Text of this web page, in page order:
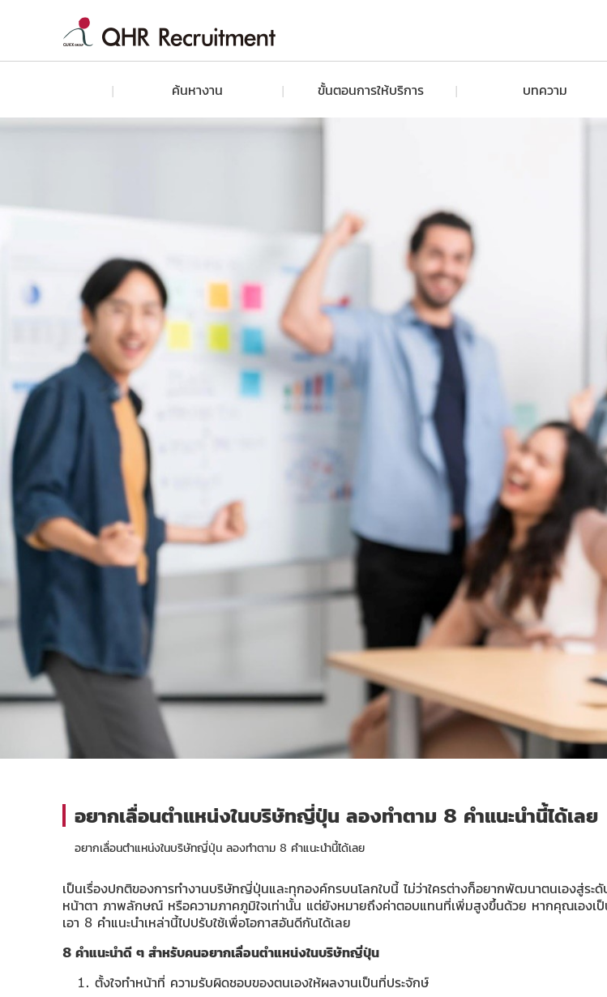
ค้นหางาน ขั้นตอนการให้บริการ บทความ
อยากเลื่อนตำแหน่งในบริษัทญี่ปุ่น ลองทำตาม 8 คำแนะนำนี้ได้เลย
อยากเลื่อนตำแหน่งในบริษัทญี่ปุ่น ลองทำตาม 8 คำแนะนำนี้ได้เลย
เป็นเรื่องปกติของการทำงานบริษัทญี่ปุ่นและทุกองค์กรบนโลกใบนี้ ไม่ว่าใครต่างก็อยากพัฒนาตนเองสู่ระ
หน้าตา ภาพลักษณ์ หรือความภาคภูมิใจเท่านั้น แต่ยังหมายถึงค่าตอบแทนที่เพิ่มสูงขึ้นด้วย หากคุณเอง
เอา 8 คำแนะนำเหล่านี้ไปปรับใช้เพื่อโอกาสอันดีกันได้เลย
8 คำแนะนำดี ๆ สำหรับคนอยากเลื่อนตำแหน่งในบริษัทญี่ปุ่น
ตั้งใจทำหน้าที่ ความรับผิดชอบของตนเองให้ผลงานเป็นที่ประจักษ์